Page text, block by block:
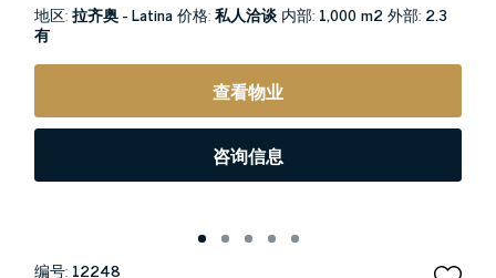
地区:拉齐奥 - Latina价格:私人洽谈 内部: 1,000 m2外部: 2.3
有
查看物业
咨询信息
编号: 12248